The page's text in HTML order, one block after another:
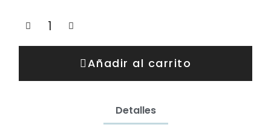
Añadir al carrito
Detalles